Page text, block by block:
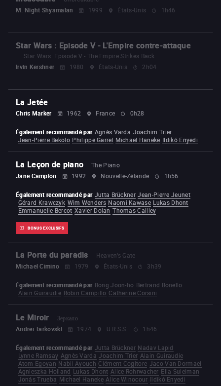
M. Night Shyamalan
1999 États-Unis 1h46
Star Wars : Episode V - L'Empire contre-attaque
Star Wars: Episode V - The Empire Strikes Back
Irvin Kershner
1980 États-Unis 2h04
La Jetée
Chris Marker 1962 France 0h28
Également recommandé par Agnès Varda Joachim Trier
Jean-Pierre Bekolo Philippe Garrel Michael Haneke Ildikó Enyedi
La Leçon de piano
The Piano
Jane Campion
1992 Nouvelle-Zélande 1h56
BONUS EXCLUSIFS
Également recommandé par Jutta Brückner Jean-Pierre Jeunet
Gérard Krawczyk Wim Wenders Naomi Kawase Lukas Dhont
Emmanuelle Bercot Xavier Dolan Thomas Cailley
La Porte du paradis
Heaven's Gate
Michael Cimino
1979 États-Unis 3h39
Également recommandé par Bong Joon-ho Bertrand Bonello
Alain Guiraudie Robin Campillo Catherine Corsini
Le Miroir
Зеркало
Andreï Tarkovski
1974 U.R.S.S. 1h46
Également recommandé par Jutta Brückner Nadav Lapid
Lynne Ramsay Agnès Varda Joachim Trier Alain Guiraudie
Atom Egoyan Nabil Ayouch Clément Cogitore Jaco Van Dormael
Agnieszka Holland Lukas Dhont Alice Rohrwacher Elia Suleiman
Jonás Trueba Michael Haneke Alice Winocour Ildikó Enyedi